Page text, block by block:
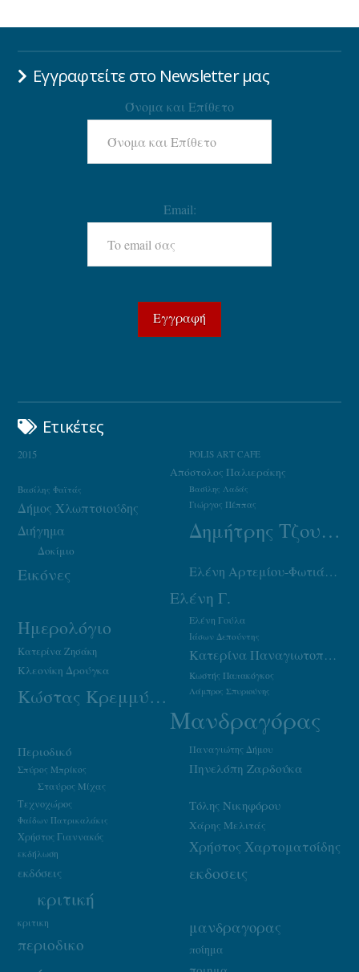
Εγγραφτείτε στο Newsletter μας
Όνομα και Επίθετο
Email:
Ετικέτες
2015 POLIS ART CAFE
Απόστολος Παλιεράκης
Βασίλης Λαδάς
Βασίλης Φαϊτάς
Γιώργος Πέππας
Δήμος Χλωπτσιούδης
Δημήτρης Τζουμάκας
Διήγημα
Δοκίμιο
Εικόνες Ελένη Αρτεμίου-Φωτιάδου
Ελένη Γ.
Ελένη Γούλα
Ημερολόγιο Ιάσων Δεπούντης
Κατερίνα Ζησάκη Κατερίνα Παναγιωτοπούλου
Κλεονίκη Δρούγκα Κωστής Παπακόγκος
Κώστας Κρεμμύδας Λάμπρος Σπυριούνης
Μανδραγόρας
Παναγιώτης Δήμου
Περιοδικό
Πηνελόπη Ζαρδούκα
Σπύρος Μπρίκος
Σταύρος Μίχας
Τεχνοχώρος
Τόλης Νικηφόρου
Φαίδων Πατρικαλάκις Χάρης Μελιτάς
Χρήστος Γιαννακός
Χρήστος Χαρτοματσίδης
εκδήλωση
εκδοσεις
εκδόσεις
κριτική
κριτικη μανδραγορας
περιοδικο ποίημα